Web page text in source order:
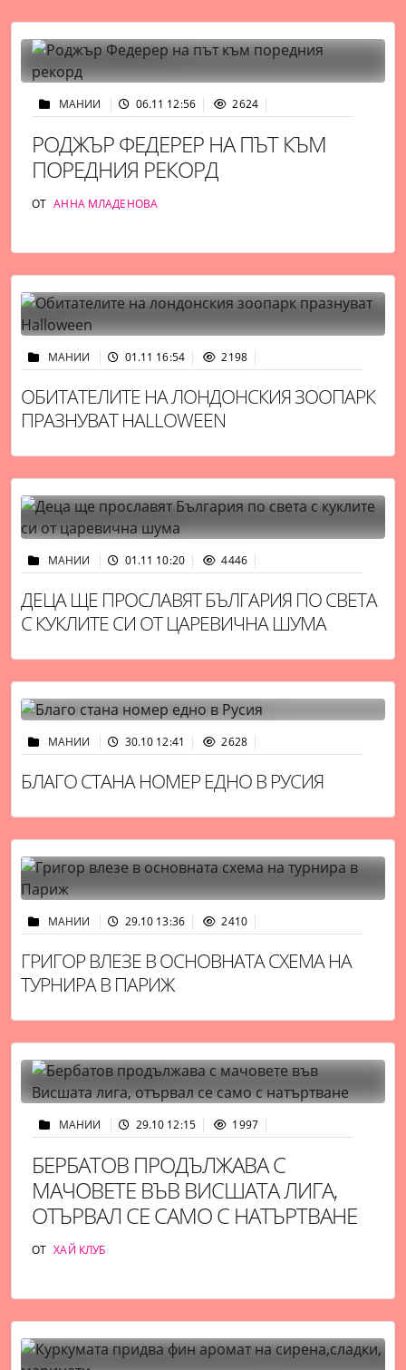
МАНИИ 06.11 12:56 2624
РОДЖЪР ФЕДЕРЕР НА ПЪТ КЪМ
ПОРЕДНИЯ РЕКОРД
ОТ АННА МЛАДЕНОВА
МАНИИ 01.11 16:54 2198
ОБИТАТЕЛИТЕ НА ЛОНДОНСКИЯ ЗООПАРК
ПРАЗНУВАТ HALLOWEEN
МАНИИ 01.11 10:20 4446
ДЕЦА ЩЕ ПРОСЛАВЯТ БЪЛГАРИЯ ПО СВЕТА
С КУКЛИТЕ СИ ОТ ЦАРЕВИЧНА ШУМА
МАНИИ 30.10 12:41 2628
БЛАГО СТАНА НОМЕР ЕДНО В РУСИЯ
МАНИИ 29.10 13:36 2410
ГРИГОР ВЛЕЗЕ В ОСНОВНАТА СХЕМА НА
ТУРНИРА В ПАРИЖ
МАНИИ 29.10 12:15 1997
БЕРБАТОВ ПРОДЪЛЖАВА С
МАЧОВЕТЕ ВЪВ ВИСШАТА ЛИГА,
ОТЪРВАЛ СЕ САМО С НАТЪРТВАНЕ
ОТ ХАЙ КЛУБ